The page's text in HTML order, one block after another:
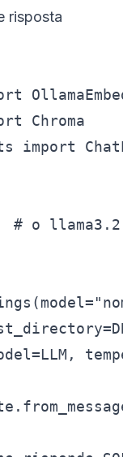
risposta
Chroma
import
o